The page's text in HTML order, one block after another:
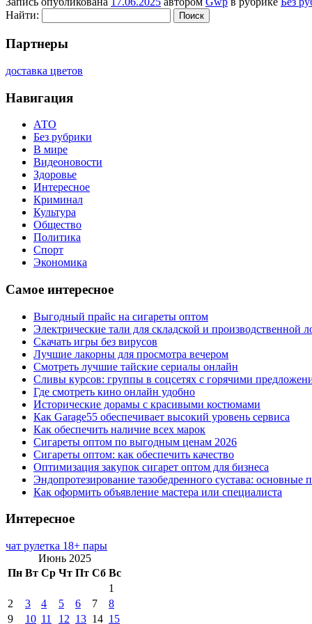
Найти:
Партнеры
доставка цветов
Навигация
АТО
Без рубрики
В мире
Видеоновости
Здоровье
Интересное
Криминал
Культура
Общество
Политика
Спорт
Экономика
Самое интересное
Выгодный прайс на сигареты оптом
Электрические тали для складской и производственной
Скачать игры без вирусов
Лучшие лакорны для просмотра вечером
Смотреть лучшие тайские сериалы онлайн
Сливы курсов: группы в соцсетях с горячими
Где смотреть кино онлайн удобно
Исторические дорамы с красивыми костюмами
Как Garage55 обеспечивает высокий уровень сервиса
Как обеспечить наличие всех марок
Сигареты оптом по выгодным ценам 2026
Сигареты оптом: как обеспечить качество
Оптимизация закупок сигарет оптом для бизнеса
Эндопротезирование тазобедренного сустава: основные
Как оформить объявление мастера или специалиста
Интересное
чат рулетка 18+ пары
Июнь 2025
Пн Вт Ср Чт Пт Сб Вс
1
2
3 4 5 6 7
8
9
10 11 12 13 14 15